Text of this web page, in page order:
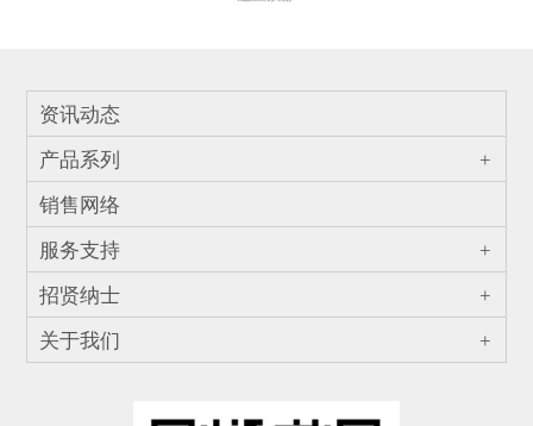
资讯动态
产品系列
+
销售网络
服务支持
+
招贤纳士
+
关于我们
+